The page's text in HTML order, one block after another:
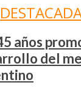
años
del